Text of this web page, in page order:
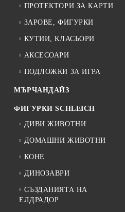
ПРОТЕКТОРИ ЗА КАРТИ
ЗАРОВЕ, ФИГУРКИ
КУТИИ, КЛАСЬОРИ
АКСЕСОАРИ
ПОДЛОЖКИ ЗА ИГРА
МЪРЧАНДАЙЗ
ФИГУРКИ SCHLEICH
ДИВИ ЖИВОТНИ
ДОМАШНИ ЖИВОТНИ
КОНЕ
ДИНОЗАВРИ
СЪЗДАНИЯТА НА
ЕЛДРАДОР